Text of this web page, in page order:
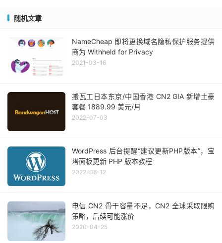
随机文章
NameCheap 即将更换域名隐私保护服务提供
商为 Withheld for Privacy
2021-03-16
搬瓦工日本东京/中国香港 CN2 GIA 新增土豪
套餐 1889.99 美元/月
2022-07-03
WordPress 后台提醒“建议更新PHP版本”，宝
塔面板更新 PHP 版本教程
2022-08-12
电信 CN2 骨干容量不足，CN2 全球采取限购
策略，后续可能涨价
2020-04-25